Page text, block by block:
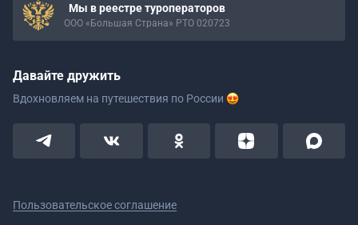
Мы в реестре туроператоров
ООО «Большая Страна» РТО 020723
Давайте дружить
Вдохновляем на путешествия по России
Пользовательское соглашение